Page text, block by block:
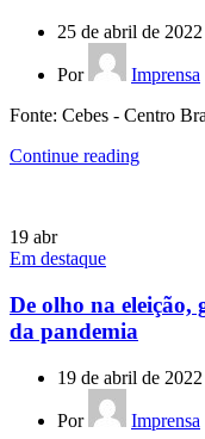
25 de abril de 2022
Por
Imprensa
Fonte: Cebes - Centro
Continue reading
19 abr
Em destaque
De olho na eleição,
da pandemia
19 de abril de 2022
Por
Imprensa